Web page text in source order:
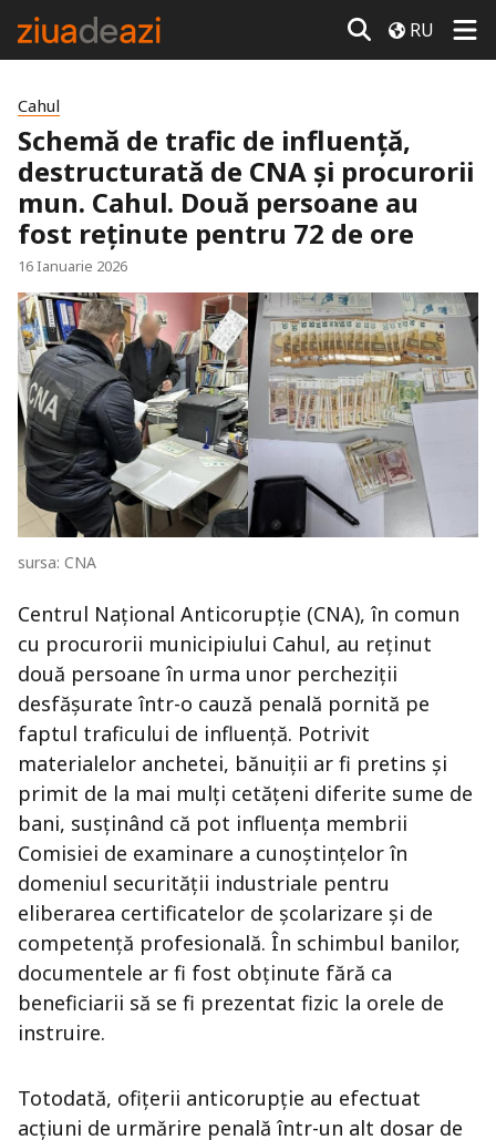
RU
Cahul
Schemă de trafic de influență,
destructurată de CNA și procurorii
mun. Cahul. Două persoane au
fost reținute pentru 72 de ore
16 Ianuarie 2026
sursa: CNA
Centrul Național Anticorupție (CNA), în comun
cu procurorii municipiului Cahul, au reținut
două persoane în urma unor percheziții
desfășurate într-o cauză penală pornită pe
faptul traficului de influență. Potrivit
materialelor anchetei, bănuiții ar fi pretins și
primit de la mai mulți cetățeni diferite sume de
bani, susținând că pot influența membrii
Comisiei de examinare a cunoștințelor în
domeniul securității industriale pentru
eliberarea certificatelor de școlarizare și de
competență profesională. În schimbul banilor,
documentele ar fi fost obținute fără ca
beneficiarii să se fi prezentat fizic la orele de
instruire.
Totodată, ofițerii anticorupție au efectuat
acțiuni de urmărire penală într-un alt dosar de